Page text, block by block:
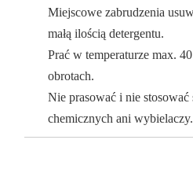
Miejscowe zabrudzenia
małą ilością detergentu.
Prać w temperaturze max.
obrotach.
Nie prasować i nie
chemicznych ani wybielaczy.